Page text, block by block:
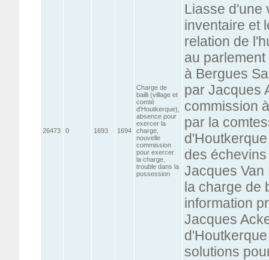
26473 0 1693 1694
Charge de
bailli (village et
comté
d'Houtkerque),
absence pour
exercer la
charge,
nouvelle
commission
pour exercer
la charge,
trouble dans la
possession
Liasse d'une
inventaire et
relation de
au
à Bergues
par Jacques
commission
par la
des
Jacques
la charge de
information
Jacques
solutions